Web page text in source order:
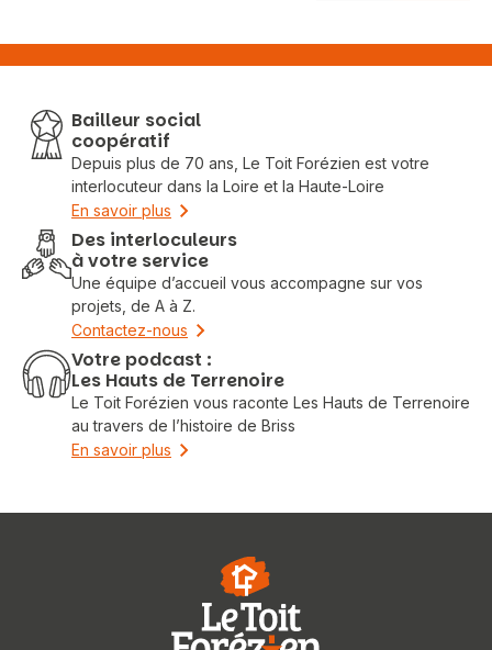
Bailleur social
coopératif
Depuis plus de 70 ans, Le Toit Forézien est votre
interlocuteur dans la Loire et la Haute-Loire
En savoir plus
Des interloculeurs
à votre service
Une équipe d’accueil vous accompagne sur vos
projets, de A à Z.
Contactez-nous
Votre podcast :
Les Hauts de Terrenoire
Le Toit Forézien vous raconte Les Hauts de Terrenoire
au travers de l’histoire de Briss
En savoir plus